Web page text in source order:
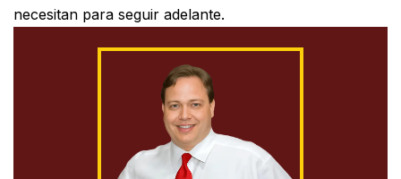
necesitan para seguir adelante.